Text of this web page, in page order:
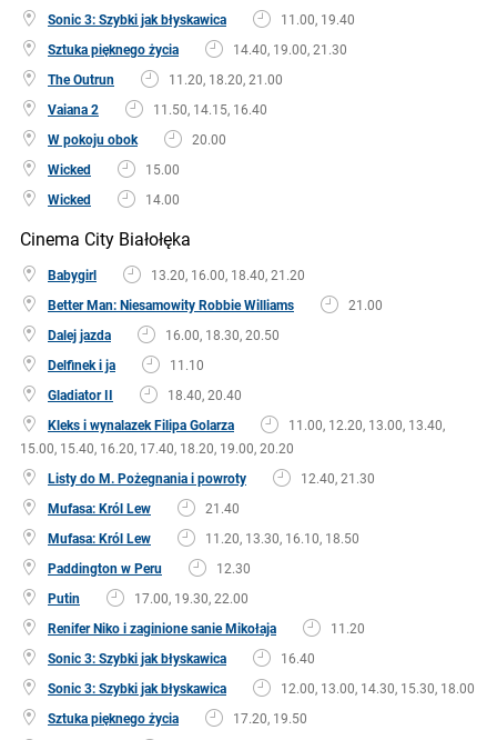
Sonic 3: Szybki jak błyskawica
11.00, 19.40
Sztuka pięknego życia
14.40, 19.00, 21.30
The Outrun
11.20, 18.20, 21.00
Vaiana 2
11.50, 14.15, 16.40
W pokoju obok
20.00
Wicked
15.00
Wicked
14.00
Cinema City Białołęka
Babygirl
13.20, 16.00, 18.40, 21.20
Better Man: Niesamowity Robbie Williams
21.00
Dalej jazda
16.00, 18.30, 20.50
Delfinek i ja
11.10
Gladiator II
18.40, 20.40
Kleks i wynalazek Filipa Golarza
11.00, 12.20, 13.00, 13.40,
15.00, 15.40, 16.20, 17.40, 18.20, 19.00, 20.20
Listy do M. Pożegnania i powroty
12.40, 21.30
Mufasa: Król Lew
21.40
Mufasa: Król Lew
11.20, 13.30, 16.10, 18.50
Paddington w Peru
12.30
Putin
17.00, 19.30, 22.00
Renifer Niko i zaginione sanie Mikołaja
11.20
Sonic 3: Szybki jak błyskawica
16.40
Sonic 3: Szybki jak błyskawica
12.00, 13.00, 14.30, 15.30, 18.00
Sztuka pięknego życia
17.20, 19.50